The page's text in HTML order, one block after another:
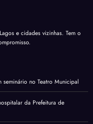
e cidades vizinhas. Tem o
seminário no Teatro Municipal
da Prefeitura de